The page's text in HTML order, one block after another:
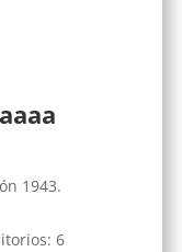
1943.
: 6